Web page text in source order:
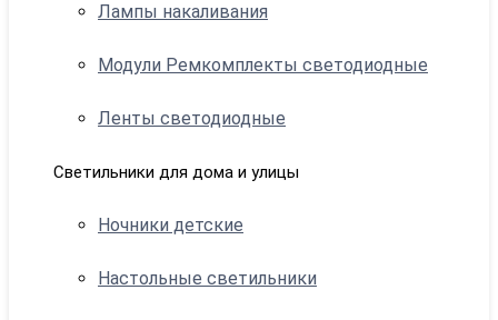
Лампы накаливания
Модули Ремкомплекты светодиодные
Ленты светодиодные
Светильники для дома и улицы
Ночники детские
Настольные светильники